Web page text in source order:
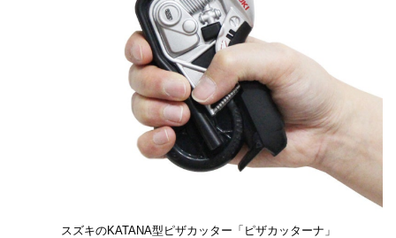
スズキのKATANA型ピザカッター「ピザカッターナ」